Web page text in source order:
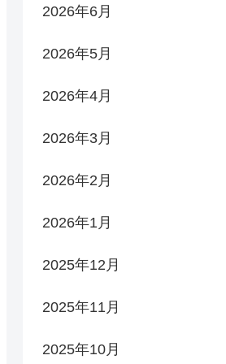
2026年6月
2026年5月
2026年4月
2026年3月
2026年2月
2026年1月
2025年12月
2025年11月
2025年10月